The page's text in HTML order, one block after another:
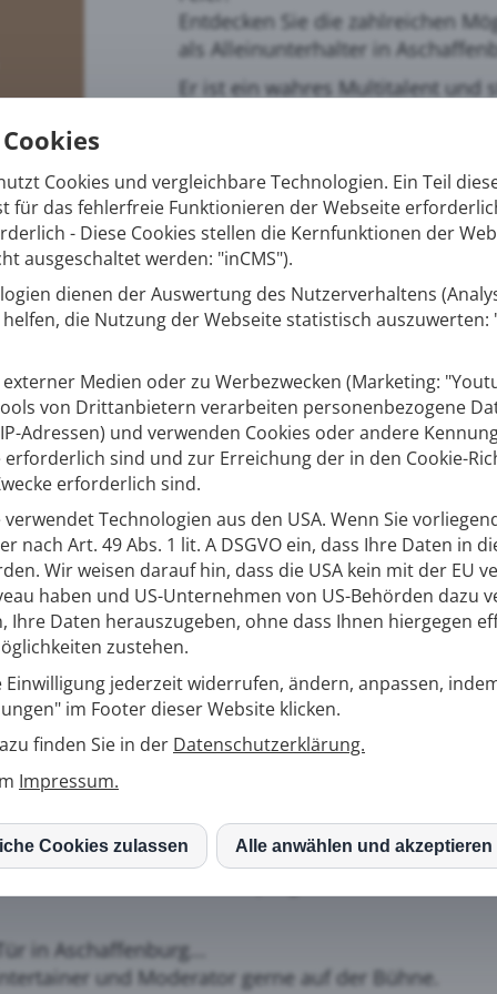
Entdecken Sie die zahlreichen
als Alleinunterhalter in
Er ist ein wahres Multitalent und
Erleben Sie außergewöhnliche
Comedy, DJ-Service, einer Elvis-
Hier erwartet Sie die erstklassige
Alleinunterhalter für Ihre
Niveau:
Aschaffenburg als wahres
sich Rick Mayfield als ein herausragender
Wurzeln, bietet er seit vielen Jahren eine
Programmen, Animation, mitreißenden
Kombinationen ganz nach Ihren individuellen
im Repertoire.
Aschaffenburg...
Shows, die Comedy und Live-Musik oder
Weihnachtsprogramm mit einer
in Aschaffenburg...
und Moderator gerne auf der Bühne.
Cookies und vergleichbare Technologien. Ein Teil
für das fehlerfreie Funktionieren der Webseite
- Diese Cookies stellen die Kernfunktionen der
ausgeschaltet werden: "inCMS").
dienen der Auswertung des Nutzerverhaltens
helfen, die Nutzung der Webseite statistisch auszuwerten:
Medien oder zu Werbezwecken (Marketing:
von Drittanbietern verarbeiten personenbezogene
Adressen) und verwenden Cookies oder andere
erforderlich sind und zur Erreichung der in den Cookie-
erforderlich sind.
Technologien aus den USA. Wenn Sie
nach Art. 49 Abs. 1 lit. A DSGVO ein, dass Ihre Daten in
Wir weisen darauf hin, dass die USA kein mit der EU
haben und US-Unternehmen von US-Behörden dazu
Ihre Daten herauszugeben, ohne dass Ihnen hiergegen
zustehen.
Einwilligung jederzeit widerrufen, ändern, anpassen,
im Footer dieser Website klicken.
finden Sie in der Datenschutzerklärung.
Impressum.
Cookies zulassen Alle anwählen und akzeptieren